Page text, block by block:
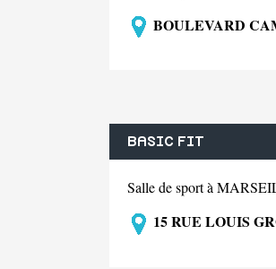
BOULEVARD
BASIC FIT
Salle de sport à
15 RUE LOUIS